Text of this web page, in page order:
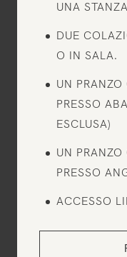
UNA
DUE
O IN SALA.
UN
PRESSO
ESCLUSA)
UN
PRESSO
ACCESSO